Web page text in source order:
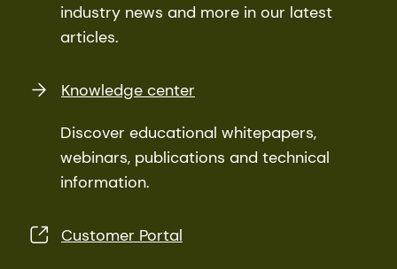
industry news and more in our latest
articles.
Knowledge center
Discover educational whitepapers,
webinars, publications and technical
information.
Customer Portal